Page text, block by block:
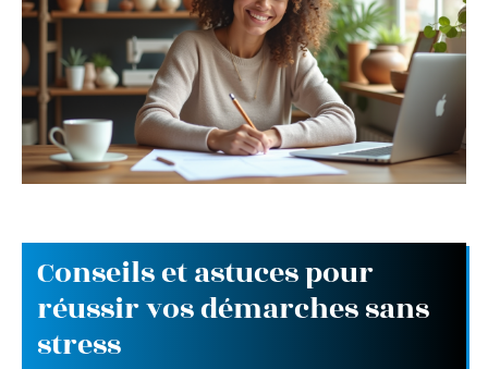
Conseils et astuces pour
réussir vos démarches sans
stress